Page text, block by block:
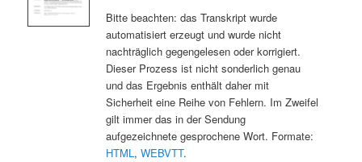
Bitte beachten: das Transkript wurde
automatisiert erzeugt und wurde nicht
nachträglich gegengelesen oder korrigiert.
Dieser Prozess ist nicht sonderlich genau
und das Ergebnis enthält daher mit
Sicherheit eine Reihe von Fehlern. Im Zweifel
gilt immer das in der Sendung
aufgezeichnete gesprochene Wort. Formate:
HTML, WEBVTT.